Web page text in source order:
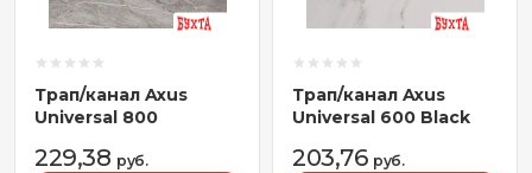
Трап/канал Axus
Universal 800
229,38 руб.
Трап/канал Axus
Universal 600 Black
203,76 руб.